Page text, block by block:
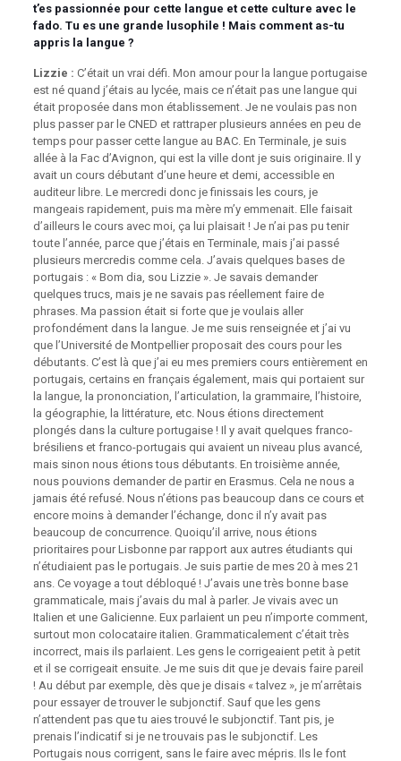
t’es passionnée pour cette langue et cette culture avec le
fado. Tu es une grande lusophile ! Mais comment as-tu
appris la langue ?
Lizzie : C’était un vrai défi. Mon amour pour la langue portugaise
est né quand j’étais au lycée, mais ce n’était pas une langue qui
était proposée dans mon établissement. Je ne voulais pas non
plus passer par le CNED et rattraper plusieurs années en peu de
temps pour passer cette langue au BAC. En Terminale, je suis
allée à la Fac d’Avignon, qui est la ville dont je suis originaire. Il y
avait un cours débutant d’une heure et demi, accessible en
auditeur libre. Le mercredi donc je finissais les cours, je
mangeais rapidement, puis ma mère m’y emmenait. Elle faisait
d’ailleurs le cours avec moi, ça lui plaisait ! Je n’ai pas pu tenir
toute l’année, parce que j’étais en Terminale, mais j’ai passé
plusieurs mercredis comme cela. J’avais quelques bases de
portugais : « Bom dia, sou Lizzie ». Je savais demander
quelques trucs, mais je ne savais pas réellement faire de
phrases. Ma passion était si forte que je voulais aller
profondément dans la langue. Je me suis renseignée et j’ai vu
que l’Université de Montpellier proposait des cours pour les
débutants. C’est là que j’ai eu mes premiers cours entièrement en
portugais, certains en français également, mais qui portaient sur
la langue, la prononciation, l’articulation, la grammaire, l’histoire,
la géographie, la littérature, etc. Nous étions directement
plongés dans la culture portugaise ! Il y avait quelques franco-
brésiliens et franco-portugais qui avaient un niveau plus avancé,
mais sinon nous étions tous débutants. En troisième année,
nous pouvions demander de partir en Erasmus. Cela ne nous a
jamais été refusé. Nous n’étions pas beaucoup dans ce cours et
encore moins à demander l’échange, donc il n’y avait pas
beaucoup de concurrence. Quoiqu’il arrive, nous étions
prioritaires pour Lisbonne par rapport aux autres étudiants qui
n’étudiaient pas le portugais. Je suis partie de mes 20 à mes 21
ans. Ce voyage a tout débloqué ! J’avais une très bonne base
grammaticale, mais j’avais du mal à parler. Je vivais avec un
Italien et une Galicienne. Eux parlaient un peu n’importe comment,
surtout mon colocataire italien. Grammaticalement c’était très
incorrect, mais ils parlaient. Les gens le corrigeaient petit à petit
et il se corrigeait ensuite. Je me suis dit que je devais faire pareil
! Au début par exemple, dès que je disais « talvez », je m’arrêtais
pour essayer de trouver le subjonctif. Sauf que les gens
n’attendent pas que tu aies trouvé le subjonctif. Tant pis, je
prenais l’indicatif si je ne trouvais pas le subjonctif. Les
Portugais nous corrigent, sans le faire avec mépris. Ils le font